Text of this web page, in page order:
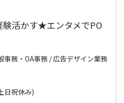
験活かす★エンタメでPO
事務・OA事務 / 広告デザイン業務
日祝休み)